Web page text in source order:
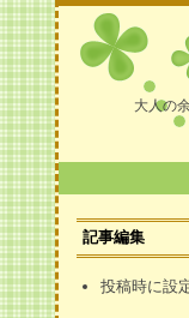
大人の
記事編集
投稿時に設